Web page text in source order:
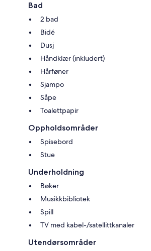
Bad
2 bad
Bidé
Dusj
Håndklær (inkludert)
Hårføner
Sjampo
Såpe
Toalettpapir
Oppholdsområder
Spisebord
Stue
Underholdning
Bøker
Musikkbibliotek
Spill
TV med kabel-/satellittkanaler
Utendørsområder